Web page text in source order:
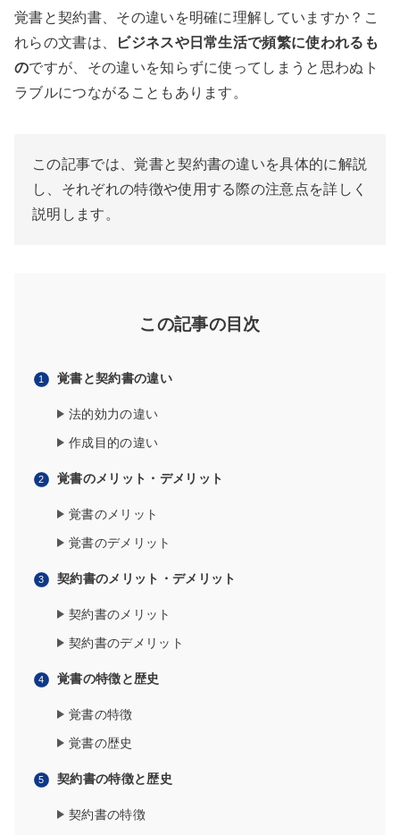
覚書と契約書、その違いを明確に理解していますか？こ
れらの文書は、
ビジネスや日常生活で頻繁に使われるも
のですが、その違いを知らずに使ってしまうと思わぬト
ラブルにつながることもあります。
この記事では、覚書と契約書の違いを具体的に解説
し、それぞれの特徴や使用する際の注意点を詳しく
説明します。
この記事の目次
覚書と契約書の違い
法的効力の違い
作成目的の違い
覚書のメリット・デメリット
覚書のメリット
覚書のデメリット
契約書のメリット・デメリット
契約書のメリット
契約書のデメリット
覚書の特徴と歴史
覚書の特徴
覚書の歴史
契約書の特徴と歴史
契約書の特徴